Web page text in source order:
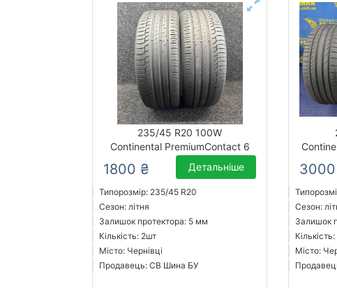
235/45 R20 100W
Continental PremiumContact 6
1800 ₴ Детальніше
Типорозмір: 235/45 R20
Сезон: літня
Залишок протектора: 5 мм
Кількість: 2шт
Місто: Чернівці
Продавець: СВ Шина БУ
Сезон:
Залишок
Місто: